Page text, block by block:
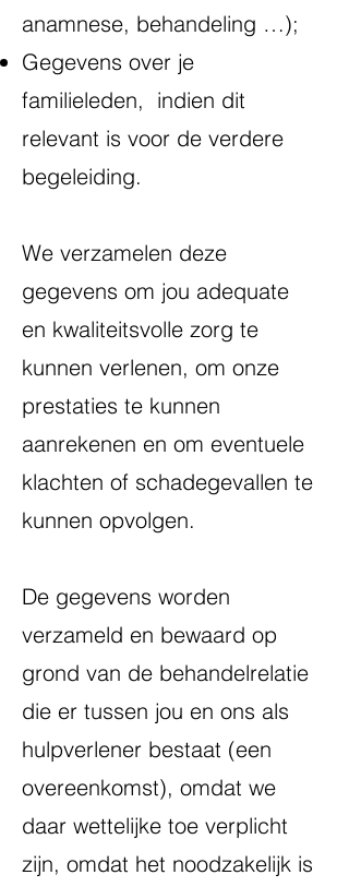
anamnese, behandeling …);
Gegevens over je
familieleden, indien dit
relevant is voor de verdere
begeleiding.
We verzamelen deze
gegevens om jou adequate
en kwaliteitsvolle zorg te
kunnen verlenen, om onze
prestaties te kunnen
aanrekenen en om eventuele
klachten of schadegevallen te
kunnen opvolgen.
De gegevens worden
verzameld en bewaard op
grond van de behandelrelatie
die er tussen jou en ons als
hulpverlener bestaat (een
overeenkomst), omdat we
daar wettelijke toe verplicht
zijn, omdat het noodzakelijk is